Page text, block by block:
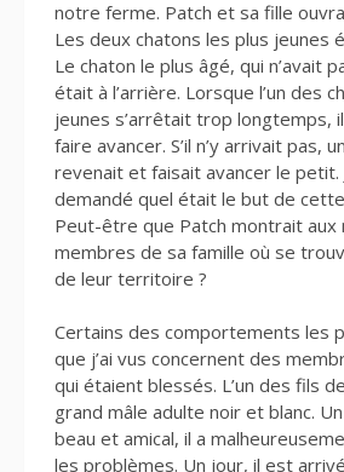
notre ferme. Patch et sa fille
Les deux chatons les plus jeunes
Le chaton le plus âgé, qui n’avait
était à l’arrière. Lorsque l’un des
jeunes s’arrêtait trop longtemps,
faire avancer. S’il n’y arrivait pas,
revenait et faisait avancer le petit.
demandé quel était le but de
Peut-être que Patch montrait aux
membres de sa famille où se
de leur territoire ?
Certains des comportements les
que j’ai vus concernent des
qui étaient blessés. L’un des fils
grand mâle adulte noir et blanc.
beau et amical, il a
les problèmes. Un jour, il est